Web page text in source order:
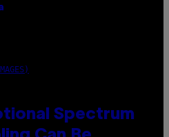
Spectrum